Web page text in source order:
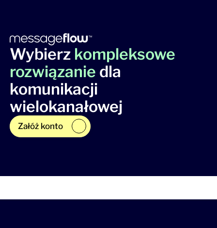
Wybierz kompleksowe
rozwiązanie dla
komunikacji
wielokanałowej
Załóż konto